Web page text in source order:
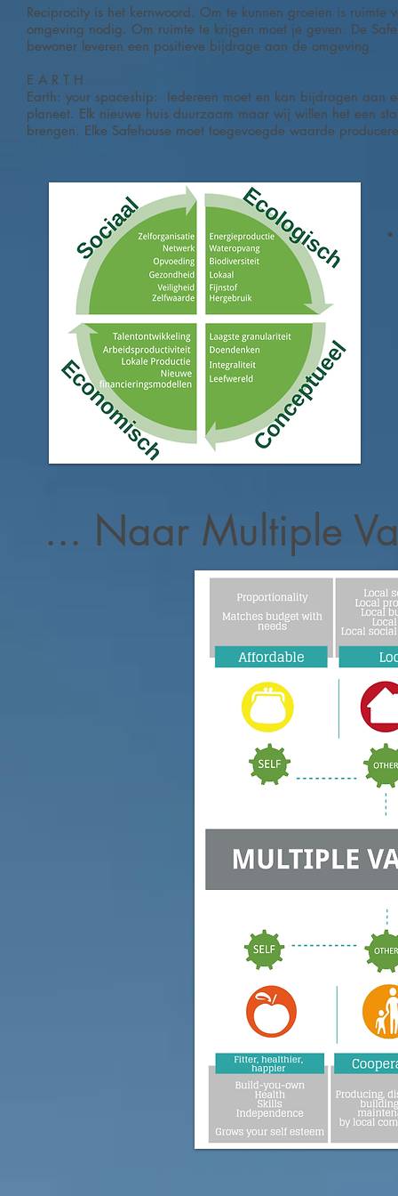
Reciprocity is het kernwoord. Om te kunnen groeien is ruimte
omgeving nodig. Om ruimte te krijgen moet je geven. De
bewoner leveren een positieve bijdrage aan de omgeving.
E A R T H
Earth: your spaceship: Iedereen moet en kan bijdragen aan
planeet. Elk nieuwe huis duurzaam maar wij willen het een
brengen. Elke Safehouse moet toegevoegde waarde
... Naar Multiple